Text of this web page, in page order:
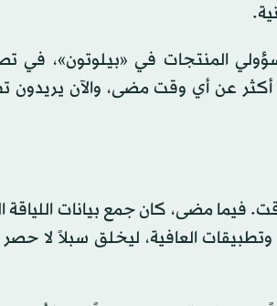
المنتجات في «بيلوتون»، في
أكثر عن أي وقت مضى، والآن يريدون
مضى، كان جمع بيانات اللياقة
وتطبيقات العافية، ليخلق سبلاً لا